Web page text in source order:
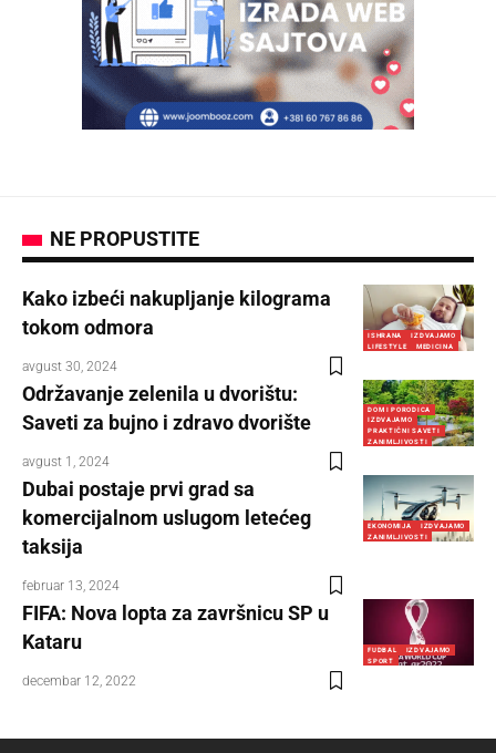
NE PROPUSTITE
ISHRANA
IZDVAJAMO
LIFESTYLE
MEDICINA
Kako izbeći nakupljanje kilograma
tokom odmora
avgust 30, 2024
DOM I PORODICA
IZDVAJAMO
PRAKTIČNI SAVETI
ZANIMLJIVOSTI
Održavanje zelenila u dvorištu:
Saveti za bujno i zdravo dvorište
avgust 1, 2024
EKONOMIJA
IZDVAJAMO
ZANIMLJIVOSTI
Dubai postaje prvi grad sa
komercijalnom uslugom letećeg
taksija
februar 13, 2024
FUDBAL
IZDVAJAMO
SPORT
FIFA: Nova lopta za završnicu SP u
Kataru
decembar 12, 2022